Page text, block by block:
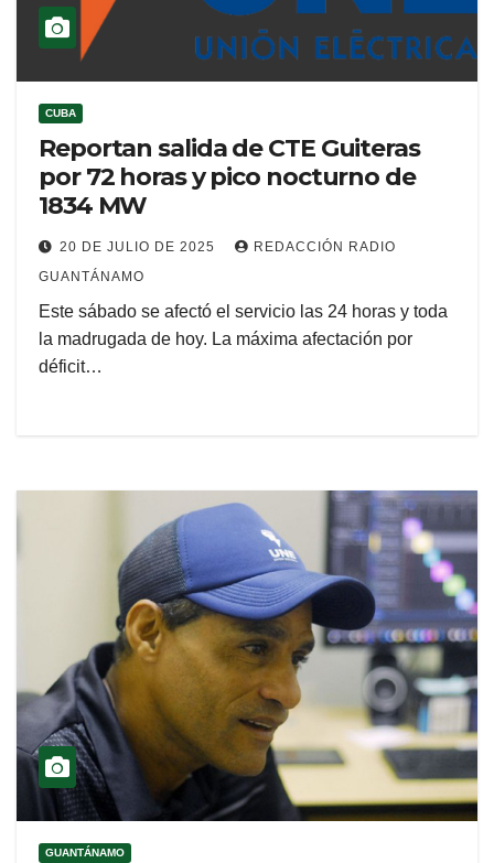
CUBA
Reportan salida de CTE Guiteras
por 72 horas y pico nocturno de
1834 MW
20 DE JULIO DE 2025
REDACCIÓN RADIO
GUANTÁNAMO
Este sábado se afectó el servicio las 24 horas y toda
la madrugada de hoy. La máxima afectación por
déficit…
GUANTÁNAMO